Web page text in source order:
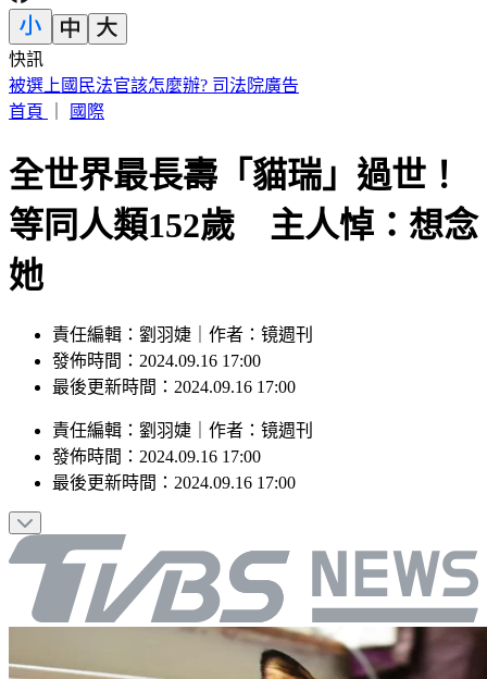
快訊
IU無預警召喚前男友 韓網替「她」心疼：很不舒服
首頁
國際
全世界最長壽「貓瑞」過世！
等同人類152歲 主人悼：想念
她
責任編輯：劉羽婕｜作者：镜週刊
發佈時間：2024.09.16 17:00
最後更新時間：2024.09.16 17:00
責任編輯 ： 劉羽婕 作者 ： 镜週刊
發佈時間： 2024.09.16 17:00
最後更新時間： 2024.09.16 17:00